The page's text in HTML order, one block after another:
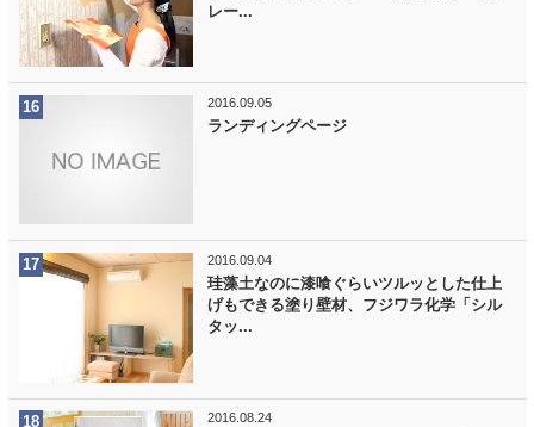
レー...
2016.09.05
ランディングページ
2016.09.04
珪藻土なのに漆喰ぐらいツルッとした仕上
げもできる塗り壁材、フジワラ化学「シル
タッ...
2016.08.24